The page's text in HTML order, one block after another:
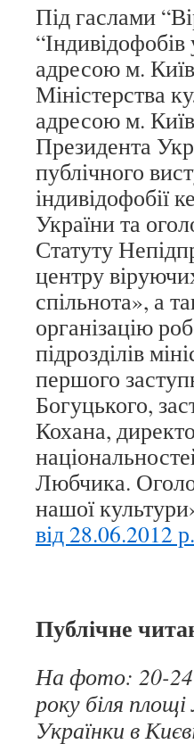
Під гаслами
адресою м.
Міністерства
адресою м.
Президента
публічного
індивідофобії
України та
Статуту
центру
спільнота», а
організацію
підрозділів
першого
Богуцького,
Кохана,
Любчика.
нашої
від 28.06.2012 р.
Публічне
На фото: 20-24
року біля площі
Українки в